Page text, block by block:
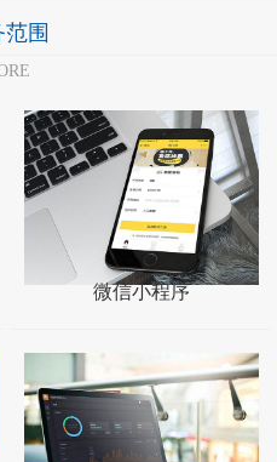
围
微信小程序